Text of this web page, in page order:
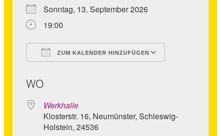
Sonntag, 13. September 2026
19:00
ZUM KALENDER HINZUFÜGEN
WO
Werkhalle
Klosterstr. 16, Neumünster, Schleswig-
Holstein, 24536